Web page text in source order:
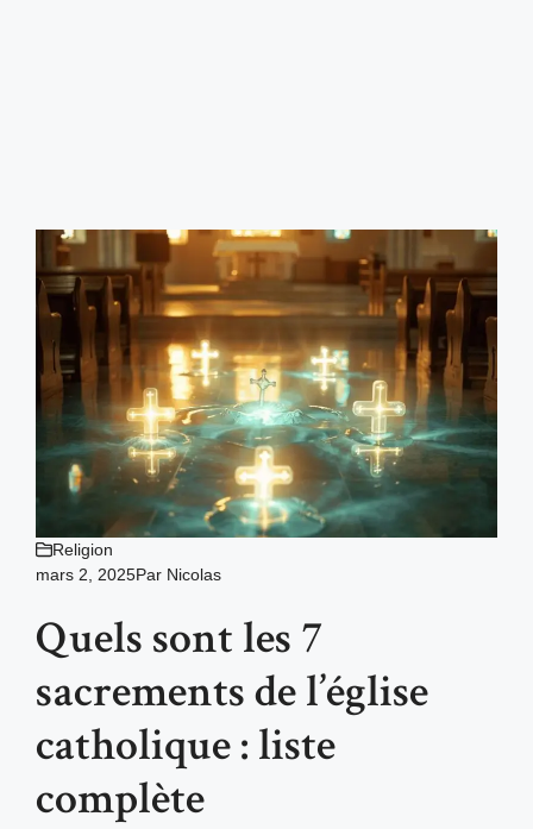
Religion
mars 2, 2025Par Nicolas
Quels sont les 7
sacrements de l’église
catholique : liste
complète